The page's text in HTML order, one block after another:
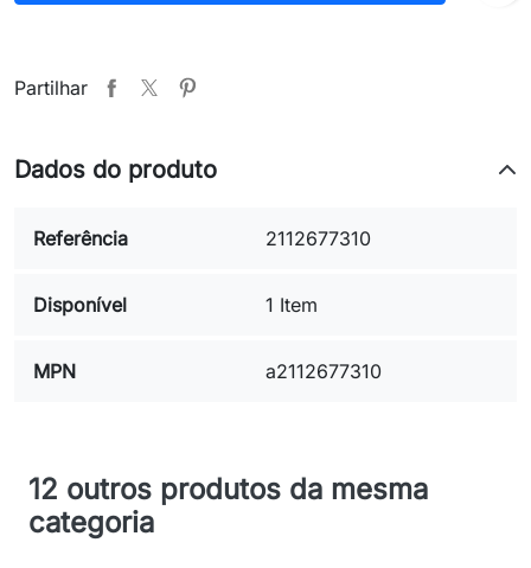
Partilhar
Dados do produto
Referência 2112677310
Disponível 1 Item
MPN a2112677310
12 outros produtos da mesma
categoria